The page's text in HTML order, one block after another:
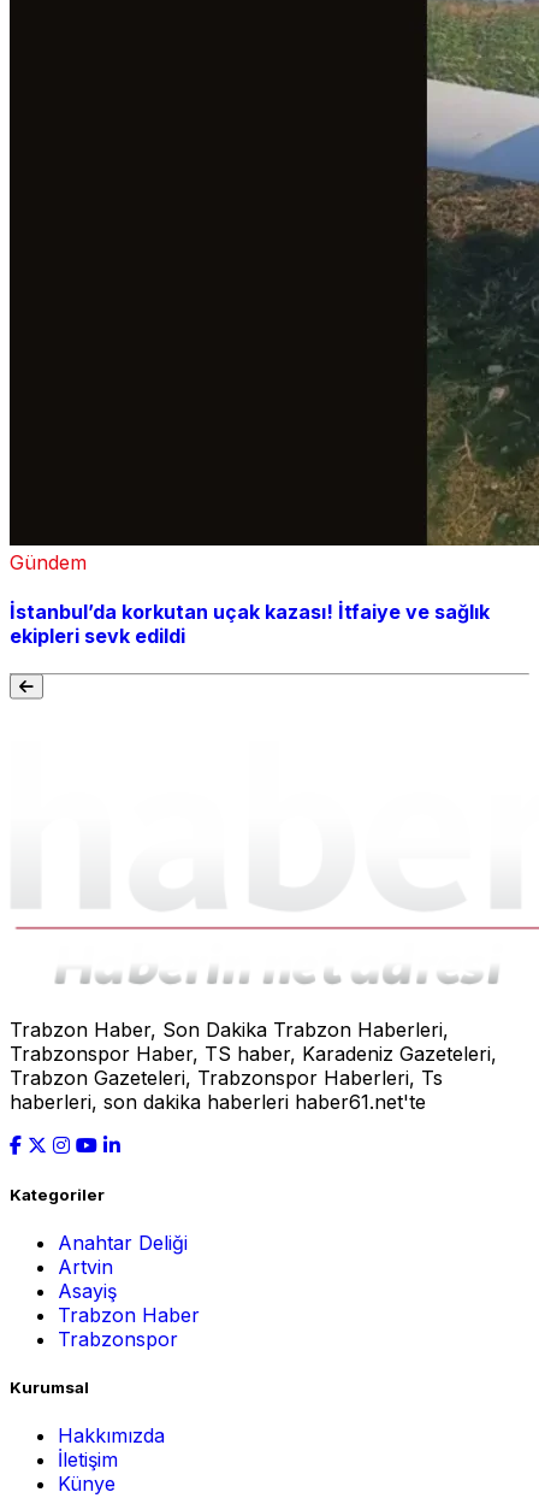
Gündem
İstanbul’da korkutan uçak kazası! İtfaiye ve sağlık
ekipleri sevk edildi
Trabzon Haber, Son Dakika Trabzon Haberleri,
Trabzonspor Haber, TS haber, Karadeniz Gazeteleri,
Trabzon Gazeteleri, Trabzonspor Haberleri, Ts
haberleri, son dakika haberleri haber61.net'te
Kategoriler
Anahtar Deliği
Artvin
Asayiş
Trabzon Haber
Trabzonspor
Kurumsal
Hakkımızda
İletişim
Künye